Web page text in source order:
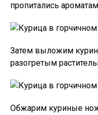
пропитались
Затем выложим
разогретым
Обжарим куриные